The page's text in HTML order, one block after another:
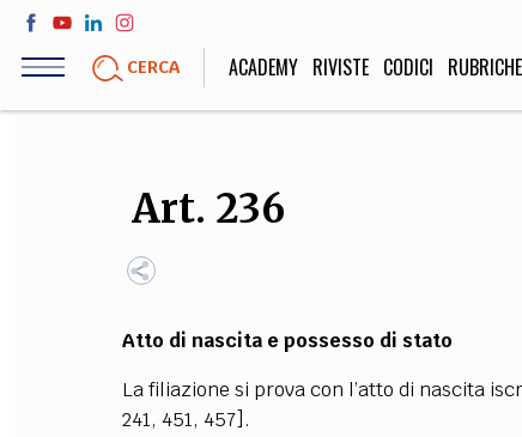
Salta
contenuto
CERCA ACADEMY RIVISTE CODICI RUBRICHE
LIFE STYLE
Sport, Cucina, Viaggi,
Moda
STORIA E
Art. 236
Atto di nascita e possesso di stato
La filiazione si prova con l’atto di nascita
241, 451, 457].